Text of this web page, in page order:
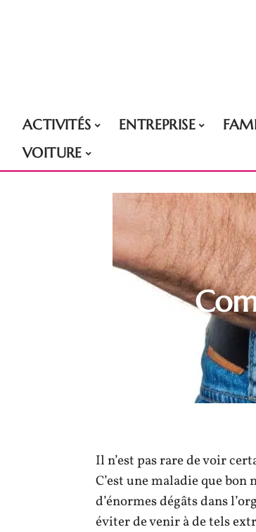
ACTIVITÉS ENTREPRISE
VOITURE
Il n’est pas rare de voir
C’est une maladie que
d’énormes dégâts dans
éviter de venir à de tels